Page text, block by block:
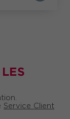
Service Client